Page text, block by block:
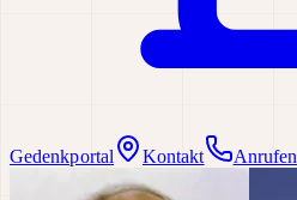
Gedenkportal Kontakt Anrufen